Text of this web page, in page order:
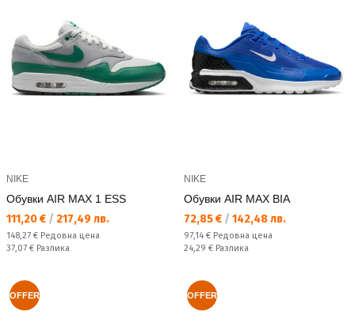
NIKE
Обувки AIR MAX 1 ESS
Текуща цена:
111,20 € / 217,49 лв.
Редовна цена:
148,27 € Редовна цена
Спестявате:
37,07 € Разлика
NIKE
Обувки AIR MAX BIA
Текуща цена:
72,85 € / 142,48 лв.
Редовна цена:
97,14 € Редовна цена
Спестявате:
24,29 € Разлика
OFFER OFFER